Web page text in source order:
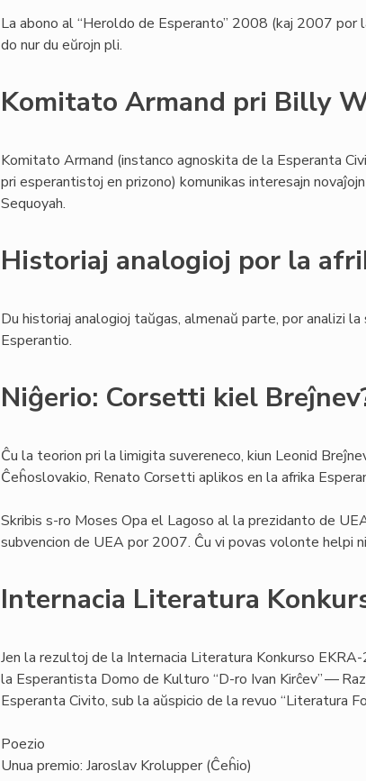
La abono al “Heroldo de Esperanto” 2008 (kaj 2007
do nur du eŭrojn pli.
Komitato Armand pri Billy
Komitato Armand (instanco agnoskita de la Esperanta
pri esperantistoj en prizono) komunikas interesajn
Sequoyah.
Historiaj analogioj por la
Du historiaj analogioj taŭgas, almenaŭ parte, por analizi la
Esperantio.
Niĝerio: Corsetti kiel
Ĉu la teorion pri la limigita suvereneco, kiun Leonid
Ĉeĥoslovakio, Renato Corsetti aplikos en la afrika
Skribis s-ro Moses Opa el Lagoso al la prezidanto de
subvencion de UEA por 2007. Ĉu vi povas volonte helpi
Internacia Literatura
Jen la rezultoj de la Internacia Literatura Konkurso
la Esperantista Domo de Kulturo “D-ro Ivan Kirĉev” —
Esperanta Civito, sub la aŭspicio de la revuo “Literatura
Poezio
Unua premio: Jaroslav Krolupper (Ĉeĥio)